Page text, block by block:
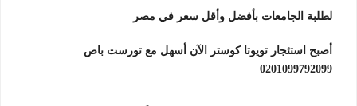
لطلبة الجامعات بأفضل وأقل سعر في مصر
أصبح استئجار تويوتا كوستر الآن أسهل مع تورست باص
0201099792099